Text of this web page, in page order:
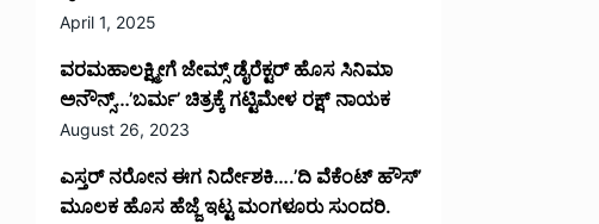
April 1, 2025
ವರಮಹಾಲಕ್ಷ್ಮೀಗೆ ಜೇಮ್ಸ್ ಡೈರೆಕ್ಟರ್ ಹೊಸ ಸಿನಿಮಾ
ಅನೌನ್ಸ್…’ಬರ್ಮ’ ಚಿತ್ರಕ್ಕೆ ಗಟ್ಟಿಮೇಳ ರಕ್ಷ್ ನಾಯಕ
August 26, 2023
ಎಸ್ತರ್ ನರೋನ ಈಗ ನಿರ್ದೇಶಕಿ….’ದಿ ವೆಕೆಂಟ್ ಹೌಸ್‌’‌
ಮೂಲಕ ಹೊಸ ಹೆಜ್ಜೆ ಇಟ್ಟ ಮಂಗಳೂರು ಸುಂದರಿ.